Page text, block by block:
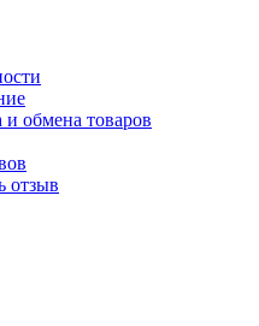
и обмена товаров
отзыв